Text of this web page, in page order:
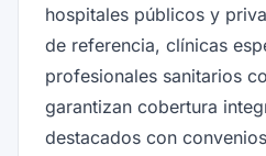
hospitales públicos y
de referencia, clínicas
profesionales sanitarios
garantizan cobertura
destacados con